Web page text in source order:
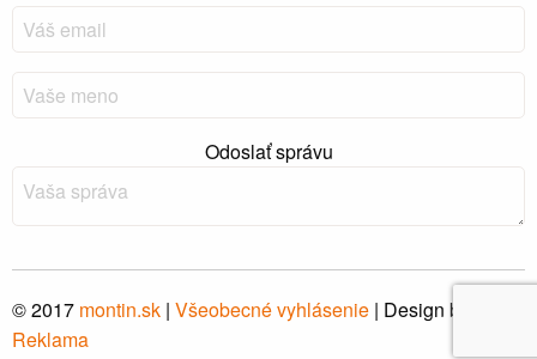
Odoslať správu
© 2017 montin.sk | Všeobecné vyhlásenie | Design by
Reklama